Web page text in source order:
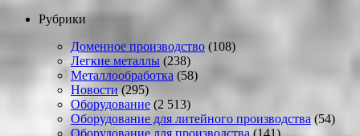
Рубрики
Доменное производство (108)
Легкие металлы (238)
Металлообработка (58)
Новости(295)
Оборудование (2 513)
Оборудование для литейного производства (54)